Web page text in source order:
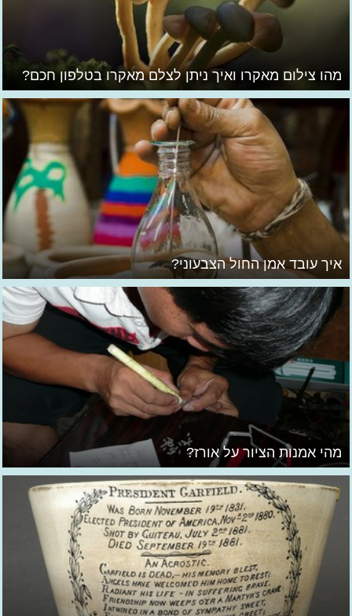
מהו צילום מאקרו ואיך ניתן לצלם מאקרו בטלפון חכם?
איך עובד אמן החול הצבעוני?
מהי אמנות הציור על אורז?